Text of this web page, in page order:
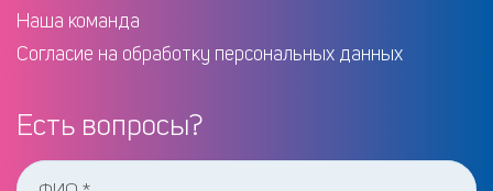
Наша команда
Согласие на обработку персональных данных
Есть вопросы?